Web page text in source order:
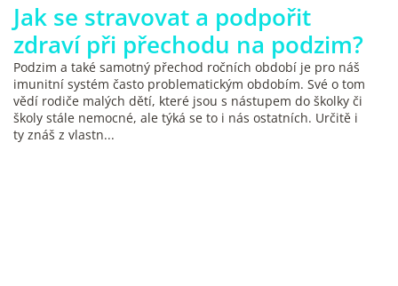
Jak se stravovat a podpořit
zdraví při přechodu na podzim?
Podzim a také samotný přechod ročních období je pro náš
imunitní systém často problematickým obdobím. Své o tom
vědí rodiče malých dětí, které jsou s nástupem do školky či
školy stále nemocné, ale týká se to i nás ostatních. Určitě i
ty znáš z vlastn...